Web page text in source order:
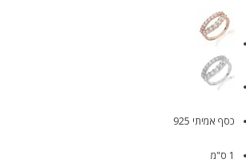
כסף אמיתי 925
1 ס"מ